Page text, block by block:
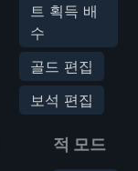
트 획득 배
수
골드 편집
보석 편집
적 모드